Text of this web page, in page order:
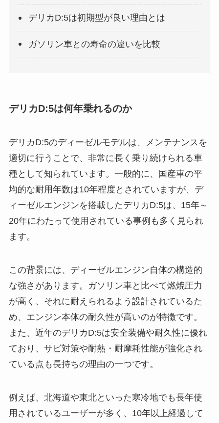
デリカD:5は初期型が良い理由とは
ガソリン車との寿命の違いを比較
デリカD:5は何年乗れるのか
デリカD:5のディーゼルモデルは、メンテナンスを
適切に行うことで、非常に長く乗り続けられる車
種として知られています。一般的に、国産車の平
均的な耐用年数は10年程度とされていますが、デ
ィーゼルエンジンを搭載したデリカD:5は、15年～
20年にわたって使用されている事例も多く見られ
ます。
この背景には、ディーゼルエンジン自体の構造的
な強さがあります。ガソリン車と比べて燃焼圧力
が高く、それに耐えられるよう設計されているた
め、エンジン本体の耐久性が高いのが特徴です。
また、近年のデリカD:5は安全装備や耐久性に優れ
ており、サビ対策や耐熱・耐摩耗性能が強化され
ている点も長持ちの理由の一つです。
例えば、北海道や東北といった寒冷地でも長年使
用されているユーザーが多く、10年以上経過して